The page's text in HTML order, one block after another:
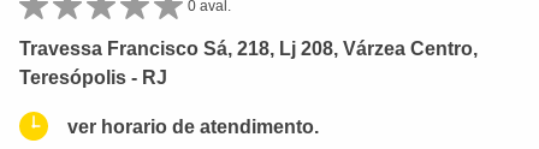
0 aval.
Travessa Francisco Sá, 218, Lj 208, Várzea Centro,
Teresópolis - RJ
ver horario de atendimento.